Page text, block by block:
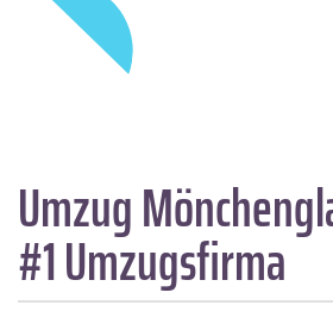
Umzug
#1 Umzugsfirma